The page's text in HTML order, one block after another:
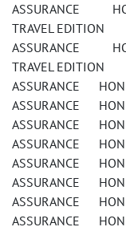
ASSURANCE
TRAVEL EDITION
ASSURANCE
TRAVEL EDITION
ASSURANCE
ASSURANCE
ASSURANCE
ASSURANCE
ASSURANCE
ASSURANCE
ASSURANCE
ASSURANCE